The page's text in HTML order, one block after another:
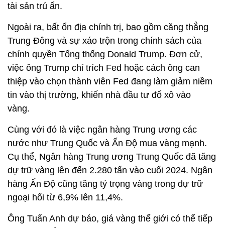
tài sản trú ẩn.
Ngoài ra, bất ổn địa chính trị, bao gồm căng thẳng
Trung Đông và sự xáo trộn trong chính sách của
chính quyền Tổng thống Donald Trump. Đơn cử,
việc ông Trump chỉ trích Fed hoặc cách ông can
thiệp vào chọn thành viên Fed đang làm giảm niềm
tin vào thị trường, khiến nhà đầu tư đổ xô vào
vàng.
Cùng với đó là việc ngân hàng Trung ương các
nước như Trung Quốc và Ấn Độ mua vàng mạnh.
Cụ thể, Ngân hàng Trung ương Trung Quốc đã tăng
dự trữ vàng lên đến 2.280 tấn vào cuối 2024. Ngân
hàng Ấn Độ cũng tăng tỷ trọng vàng trong dự trữ
ngoại hối từ 6,9% lên 11,4%.
Ông Tuấn Anh dự báo, giá vàng thế giới có thể tiếp